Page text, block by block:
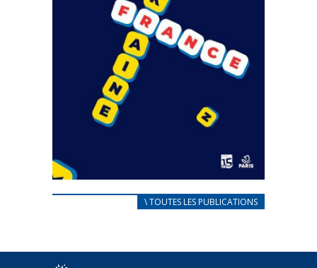
CARNET D’ACCUEIL
Afin d’accompagner au mieux les réfugiés
\ TOUTES LES PUBLICATIONS